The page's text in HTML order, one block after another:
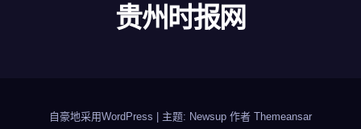
贵州时报网
自豪地采用WordPress | 主题: Newsup 作者 Themeansar